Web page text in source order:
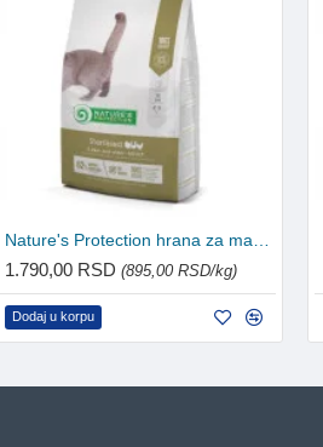
Nature's Protection hrana za mačke Adult - Sterilised 2kg
1.790,00 RSD (895,00 RSD/kg)
Dodaj u korpu